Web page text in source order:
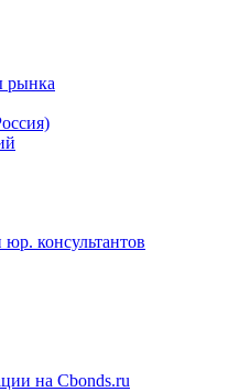
рынка
консультантов
на Cbonds.ru